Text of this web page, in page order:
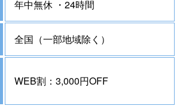
年中無休 ・24時間
全国（一部地域除く）
WEB割：3,000円OFF